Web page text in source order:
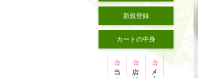
新規登録
カートの中身